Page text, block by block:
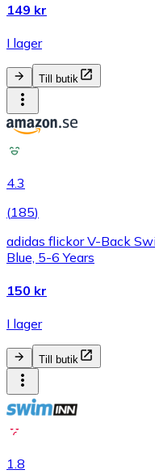
149 kr
I lager
Till butik
4.3
(185)
adidas flickor V-Back
Blue, 5-6 Years
150 kr
I lager
Till butik
1.8